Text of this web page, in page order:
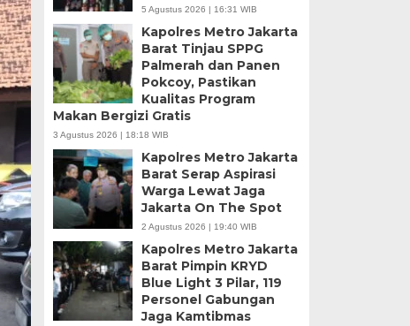
5 Agustus 2026 | 16:31 WIB
Kapolres Metro Jakarta
Barat Tinjau SPPG
Palmerah dan Panen
Pokcoy, Pastikan
Kualitas Program
Makan Bergizi Gratis
3 Agustus 2026 | 18:18 WIB
Kapolres Metro Jakarta
Barat Serap Aspirasi
Warga Lewat Jaga
Jakarta On The Spot
2 Agustus 2026 | 19:40 WIB
Kapolres Metro Jakarta
Barat Pimpin KRYD
Blue Light 3 Pilar, 119
Personel Gabungan
Jaga Kamtibmas